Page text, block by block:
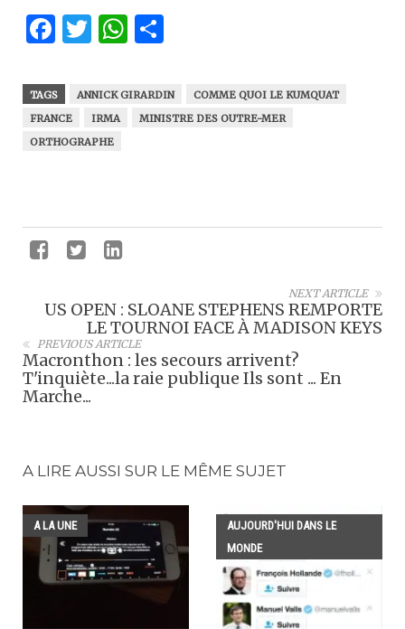
Facebook
Twitter
WhatsApp
TAGS ANNICK GIRARDIN
COMME QUOI LE KUMQUAT
FRANCE
IRMA
MINISTRE DES OUTRE-MER
ORTHOGRAPHE
NEXT ARTICLE
US OPEN : SLOANE STEPHENS REMPORTE
LE TOURNOI FACE À MADISON KEYS
PREVIOUS ARTICLE
Macronthon : les secours arrivent?
T'inquiète...la raie publique Ils sont ... En
Marche...
A LIRE AUSSI SUR LE MÊME SUJET
A LA UNE
AUJOURD'HUI DANS LE
MONDE